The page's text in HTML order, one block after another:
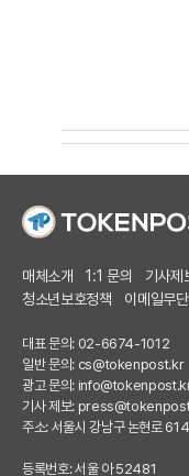
매체소개 1:1 문의 기사제
청소년보호정책
이메일무
대표 문의: 02-6674-1012
일반 문의: cs@tokenpost.kr
광고 문의:
기사 제보:
주소: 서울시 강남구 논현로
등록번호: 서울 아 52481